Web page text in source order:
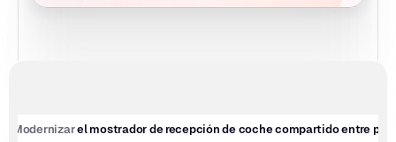
Modernizar el mostrador de recepción de coche compartido entre